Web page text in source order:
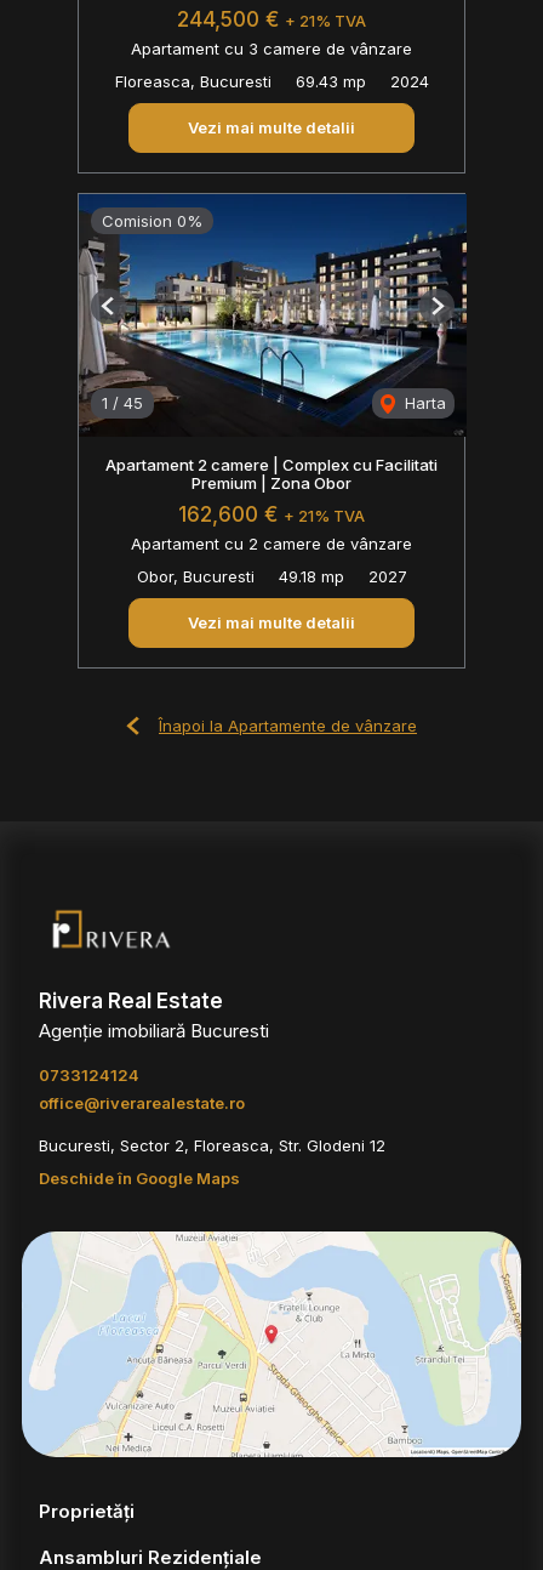
244,500 € + 21% TVA
Apartament cu 3 camere de vânzare
Floreasca, Bucuresti
69.43 mp 2024
Vezi mai multe detalii
Comision 0%
1 / 45 Harta
Previous Next
Apartament 2 camere | Complex cu Facilitati
Premium | Zona Obor
162,600 € + 21% TVA
Apartament cu 2 camere de vânzare
Obor, Bucuresti
49.18 mp 2027
Vezi mai multe detalii
Înapoi la Apartamente de vânzare
Rivera Real Estate
Agenție imobiliară Bucuresti
0733124124
office@riverarealestate.ro
Bucuresti, Sector 2, Floreasca, Str. Glodeni 12
Deschide în Google Maps
Proprietăți
Ansambluri Rezidențiale